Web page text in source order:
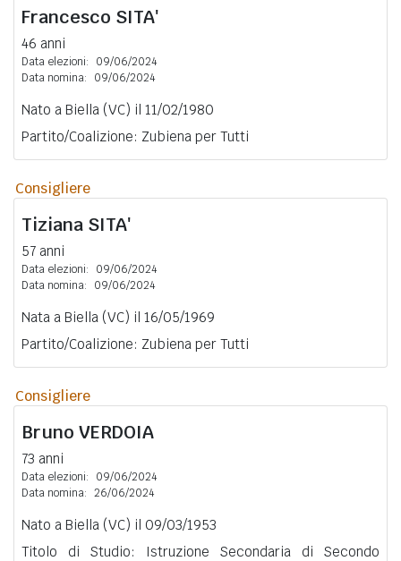
Francesco SITA'
46 anni
Data elezioni:
09/06/2024
Data nomina:
09/06/2024
Nato a Biella (VC) il 11/02/1980
Partito/Coalizione: Zubiena per Tutti
Consigliere
Tiziana SITA'
57 anni
Data elezioni:
09/06/2024
Data nomina:
09/06/2024
Nata a Biella (VC) il 16/05/1969
Partito/Coalizione: Zubiena per Tutti
Consigliere
Bruno VERDOIA
73 anni
Data elezioni:
09/06/2024
Data nomina: 26/06/2024
Nato a Biella (VC) il 09/03/1953
Titolo di Studio: Istruzione Secondaria di Secondo